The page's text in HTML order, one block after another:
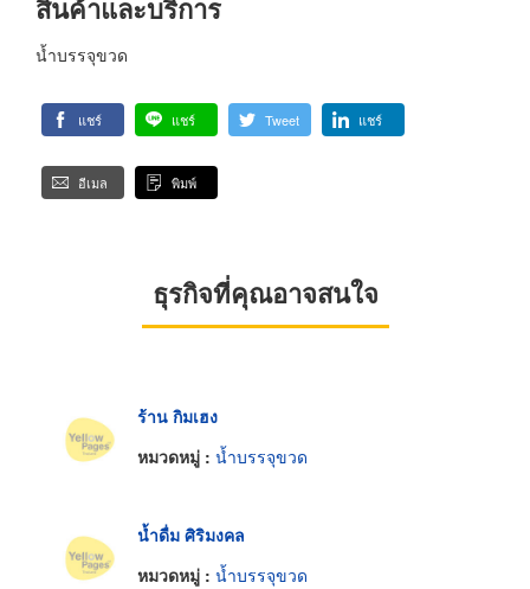
สินค้าและบริการ
น้ำบรรจุขวด
แชร์ แชร์ Tweet แชร์
อีเมล พิมพ์
ธุรกิจที่คุณอาจสนใจ
ร้าน กิมเฮง
หมวดหมู่ : น้ำบรรจุขวด
น้ำดื่ม ศิริมงคล
หมวดหมู่ : น้ำบรรจุขวด